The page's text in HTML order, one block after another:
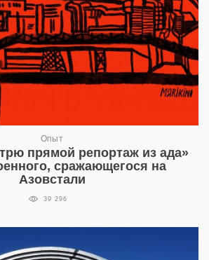
Опыт
прямой репортаж из ада»
сражающегося на
Азовстали
39 296